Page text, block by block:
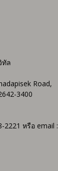
ทัล
Road,
3400
หรือ email :